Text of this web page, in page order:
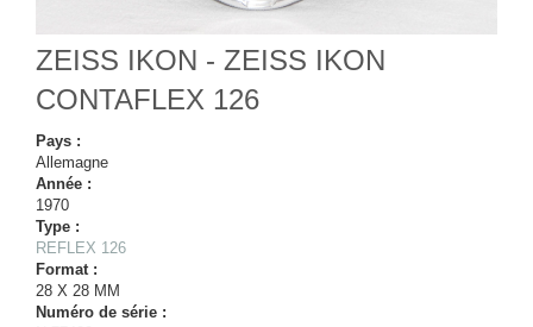
ZEISS IKON - ZEISS IKON
CONTAFLEX 126
Pays :
Allemagne
Année :
1970
Type :
REFLEX 126
Format :
28 X 28 MM
Numéro de série :